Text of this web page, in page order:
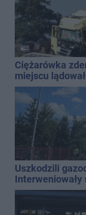
Ciężarówka
miejscu
Uszkodzili
Interweniowały